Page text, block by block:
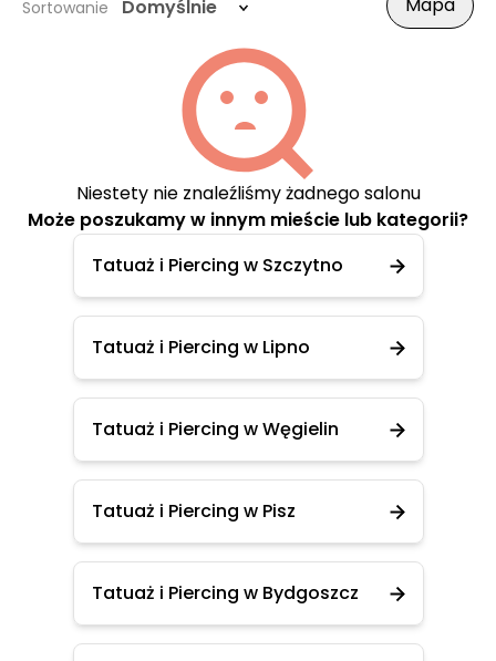
Sortowanie Domyślnie
Niestety nie znaleźliśmy żadnego salonu
Może poszukamy w innym mieście lub kategorii?
Tatuaż i Piercing w Szczytno
Tatuaż i Piercing w Lipno
Tatuaż i Piercing w Węgielin
Tatuaż i Piercing w Pisz
Tatuaż i Piercing w Bydgoszcz